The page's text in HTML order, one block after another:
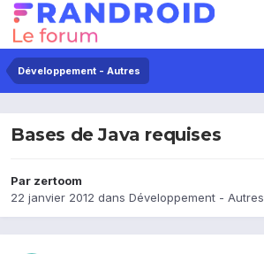
Développement - Autres
Bases de Java requises
Par zertoom
22 janvier 2012 dans Développement - Autres